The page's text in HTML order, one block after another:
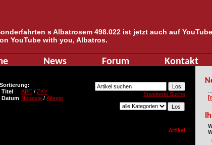
s Albatrosem 498.022 ist jetzt auch auf
YouTube with you, Albatros.
News Forum Kontakt
Sortierung:
Titel
ABC / ZXY
Datum Neueste / Älteste
Erweiterte Suche
Artikel